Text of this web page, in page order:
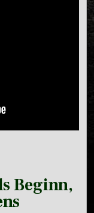
Beginn,